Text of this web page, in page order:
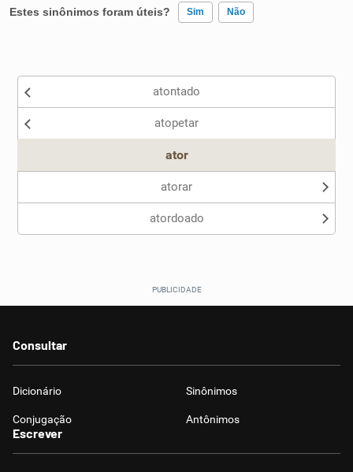
Sinônimos
Estes sinônimos foram úteis? Sim Não
Nenhum dos sinônimos apresentados me ajudou
atontado
atopetar
ator
atorar
atordoado
Consultar
Dicionário Sinônimos
Conjugação Antônimos
Escrever